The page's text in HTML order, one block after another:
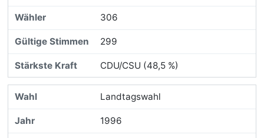
306
299
CDU/CSU (48,5 %)
Landtagswahl
1996